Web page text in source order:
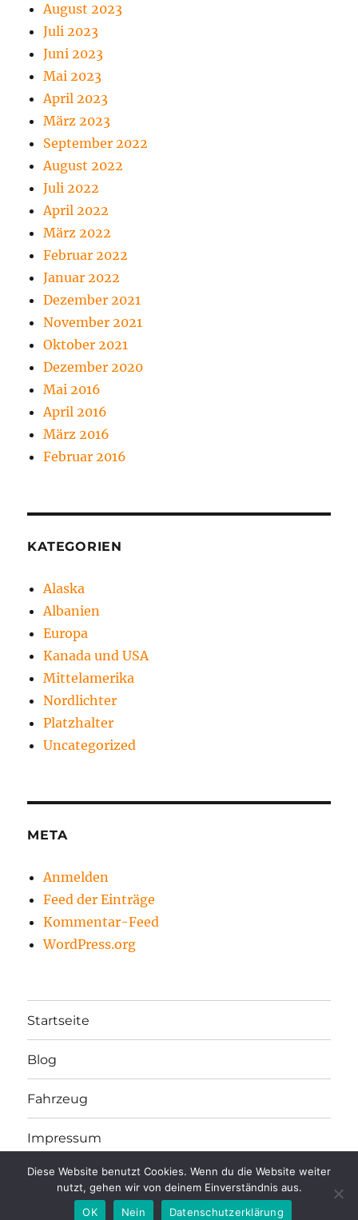
August 2023
Juli 2023
Juni 2023
Mai 2023
April 2023
März 2023
September 2022
August 2022
Juli 2022
April 2022
März 2022
Februar 2022
Januar 2022
Dezember 2021
November 2021
Oktober 2021
Dezember 2020
Mai 2016
April 2016
März 2016
Februar 2016
KATEGORIEN
Alaska
Albanien
Europa
Kanada und USA
Mittelamerika
Nordlichter
Platzhalter
Uncategorized
META
Anmelden
Feed der Einträge
Kommentar-Feed
WordPress.org
Startseite
Blog
Fahrzeug
Impressum
Andreas und Reilynn on the Road
Mit Stolz präsentiert
von WordPress
Diese Website benutzt Cookies. Wenn du die Website weiter
nutzt, gehen wir von deinem Einverständnis aus.
OK
Nein Datenschutzerklärung